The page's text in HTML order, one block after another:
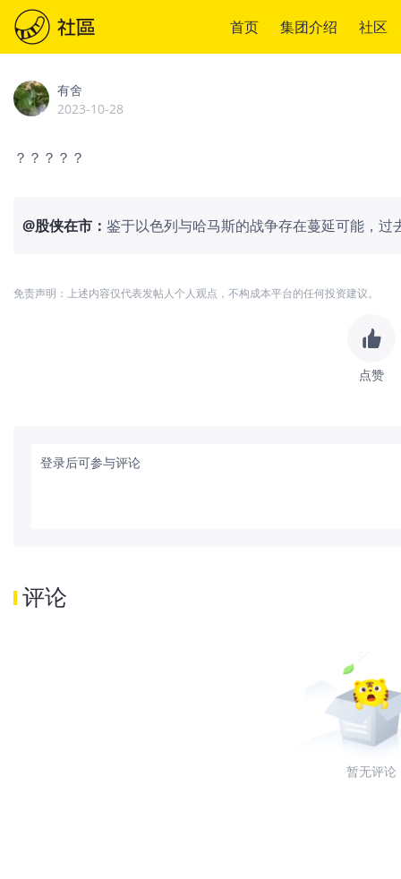
首页 集团介绍 社区
有舍
2023-10-28
？？？？？
@股侠在市 ： 鉴于以色列与哈马斯的战争存在蔓延可能，
哈撒韦耗资33亿美元增持美国马里兰州液化
免责声明：上述内容仅代表发帖人个人观点，不构成本平台的任何投资建议。
点赞
登录后可参与评论
评论
暂无评论